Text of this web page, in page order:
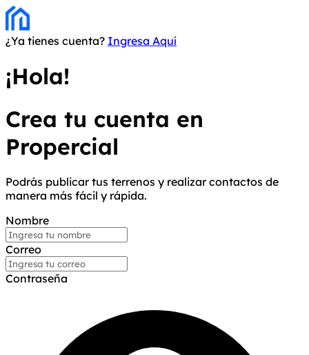
¿Ya tienes cuenta? Ingresa Aquí
¡Hola!
Crea tu cuenta en
Propercial
Podrás publicar tus terrenos y realizar contactos de
manera más fácil y rápida.
Nombre
Correo
Contraseña